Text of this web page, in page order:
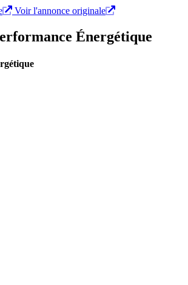
Voir l'annonce originale
Énergétique